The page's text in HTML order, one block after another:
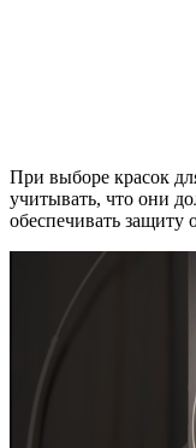
При выборе красок
учитывать, что они
обеспечивать защиту